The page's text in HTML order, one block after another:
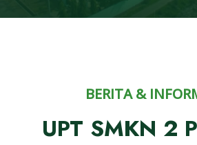
BERITA &
UPT SMKN 2